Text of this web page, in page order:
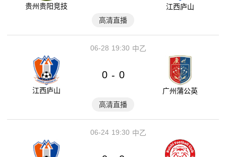
贵州贵阳竞技
江西庐山
高清直播
19:30
06-28 中乙
江西庐山
0 - 0
广州蒲公英
高清直播
19:30
06-24 中乙